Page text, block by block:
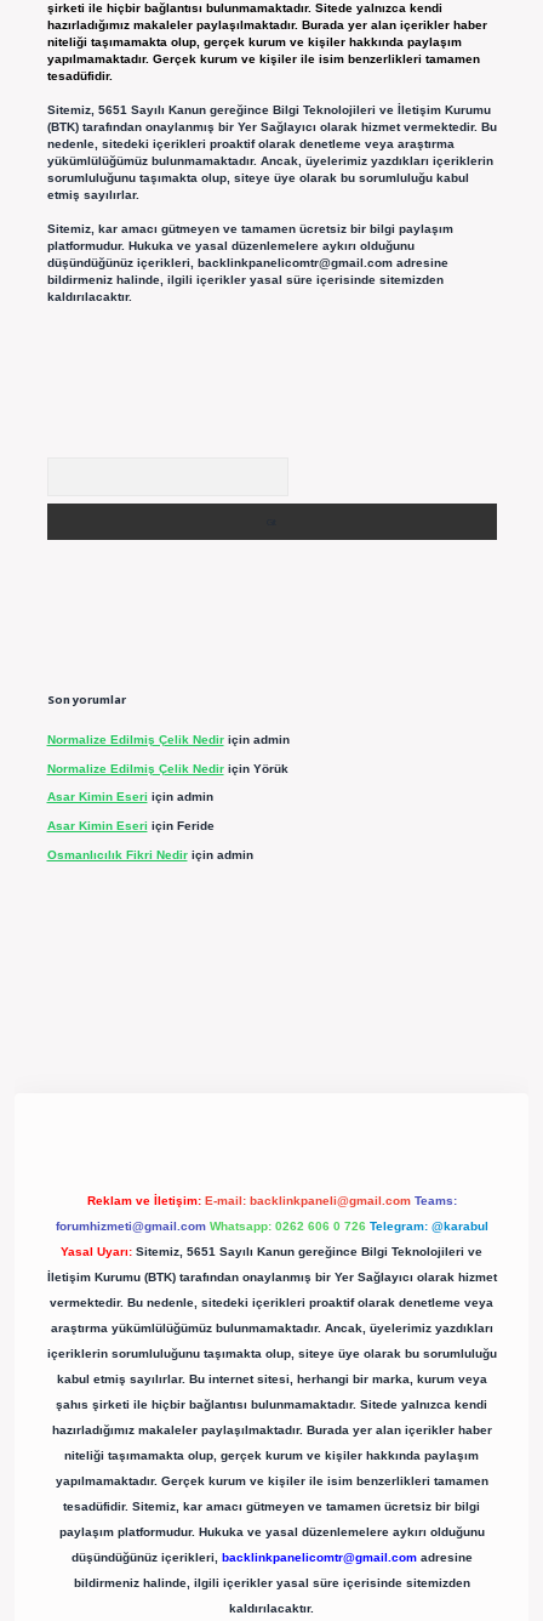
şirketi ile hiçbir bağlantısı bulunmamaktadır. Sitede yalnızca kendi
hazırladığımız makaleler paylaşılmaktadır. Burada yer alan içerikler haber
niteliği taşımamakta olup, gerçek kurum ve kişiler hakkında paylaşım
yapılmamaktadır. Gerçek kurum ve kişiler ile isim benzerlikleri tamamen
tesadüfidir.
Sitemiz, 5651 Sayılı Kanun gereğince Bilgi Teknolojileri ve İletişim Kurumu
(BTK) tarafından onaylanmış bir Yer Sağlayıcı olarak hizmet vermektedir. Bu
nedenle, sitedeki içerikleri proaktif olarak denetleme veya araştırma
yükümlülüğümüz bulunmamaktadır. Ancak, üyelerimiz yazdıkları içeriklerin
sorumluluğunu taşımakta olup, siteye üye olarak bu sorumluluğu kabul
etmiş sayılırlar.
Sitemiz, kar amacı gütmeyen ve tamamen ücretsiz bir bilgi paylaşım
platformudur. Hukuka ve yasal düzenlemelere aykırı olduğunu
düşündüğünüz içerikleri, backlinkpanelicomtr@gmail.comadresine
bildirmeniz halinde, ilgili içerikler yasal süre içerisinde sitemizden
kaldırılacaktır.
Son yorumlar
Normalize Edilmiş Çelik Nediriçin admin
Normalize Edilmiş Çelik Nediriçin Yörük
Asar Kimin Eseri için admin
Asar Kimin Eseri için Feride
Osmanlıcılık Fikri Nediriçin admin
Reklam ve İletişim: E-mail: backlinkpaneli@gmail.com Teams:
forumhizmeti@gmail.com Whatsapp: 0262 606 0 726 Telegram: @karabul
Yasal Uyarı: Sitemiz, 5651 Sayılı Kanun gereğince Bilgi Teknolojileri ve
İletişim Kurumu (BTK) tarafından onaylanmış bir Yer Sağlayıcı olarak hizmet
vermektedir. Bu nedenle, sitedeki içerikleri proaktif olarak denetleme veya
araştırma yükümlülüğümüz bulunmamaktadır. Ancak, üyelerimiz yazdıkları
içeriklerin sorumluluğunu taşımakta olup, siteye üye olarak bu sorumluluğu
kabul etmiş sayılırlar. Bu internet sitesi, herhangi bir marka, kurum veya
şahıs şirketi ile hiçbir bağlantısı bulunmamaktadır. Sitede yalnızca kendi
hazırladığımız makaleler paylaşılmaktadır. Burada yer alan içerikler haber
niteliği taşımamakta olup, gerçek kurum ve kişiler hakkında paylaşım
yapılmamaktadır. Gerçek kurum ve kişiler ile isim benzerlikleri tamamen
tesadüfidir. Sitemiz, kar amacı gütmeyen ve tamamen ücretsiz bir bilgi
paylaşım platformudur. Hukuka ve yasal düzenlemelere aykırı olduğunu
düşündüğünüz içerikleri, backlinkpanelicomtr@gmail.comadresine
bildirmeniz halinde, ilgili içerikler yasal süre içerisinde sitemizden
kaldırılacaktır.